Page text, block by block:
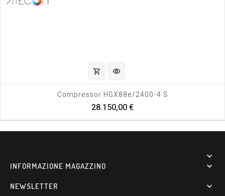
shopping_cart visibility
Compressor HGX88e/2400-4 S
28.150,00 €Prezzo

INFORMAZIONE MAGAZZINO 
NEWSLETTER 